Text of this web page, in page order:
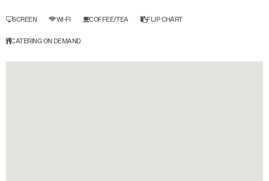
SCREEN WI-FI COFFEE/TEA FLIP CHART
CATERING ON DEMAND